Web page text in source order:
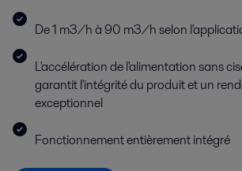
De 1 m3/h à 90 m3/h selon
L'accélération de l'alimentation sans
garantit l'intégrité du produit et un
exceptionnel
Fonctionnement entièrement intégré